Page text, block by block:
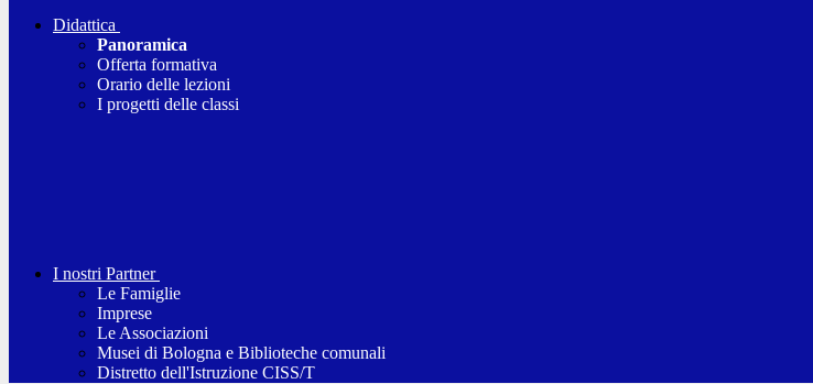
Didattica
Panoramica
Offerta formativa
Orario delle lezioni
I progetti delle classi
I nostri Partner
Le Famiglie
Imprese
Le Associazioni
Musei di Bologna e Biblioteche comunali
Distretto dell'Istruzione CISS/T